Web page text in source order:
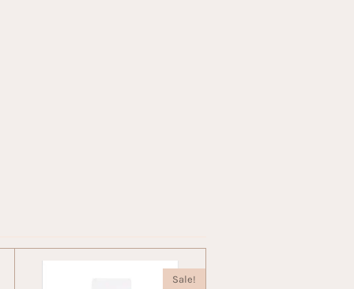
Sale!